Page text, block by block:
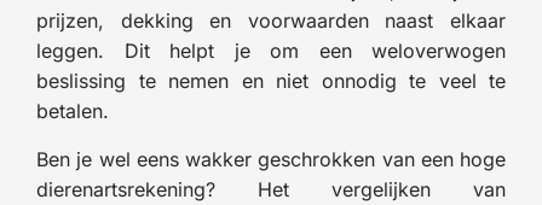
prijzen, dekking en voorwaarden naast elkaar
leggen. Dit helpt je om een weloverwogen
beslissing te nemen en niet onnodig te veel te
betalen.
Ben je wel eens wakker geschrokken van een hoge
dierenartsrekening? Het vergelijken van